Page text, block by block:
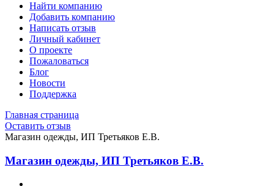
Найти компанию
Добавить компанию
Написать отзыв
Личный кабинет
О проекте
Пожаловаться
Блог
Новости
Поддержка
Главная страница
Оставить отзыв
Магазин одежды, ИП Третьяков Е.В.
Магазин одежды, ИП Третьяков Е.В.